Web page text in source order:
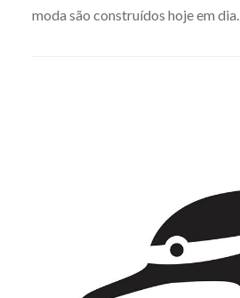
moda são construídos hoje em dia.